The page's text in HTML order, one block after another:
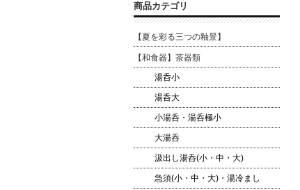
商品カテゴリ
【夏を彩る三つの釉景】
【和食器】茶器類
湯呑小
湯呑大
小湯呑・湯呑極小
大湯呑
汲出し湯呑(小・中・大)
急須(小・中・大)・湯冷まし